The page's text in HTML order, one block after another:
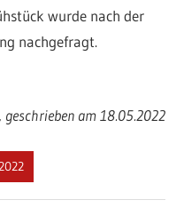
wurde nach der
nachgefragt.
geschrieben am 18.05.2022